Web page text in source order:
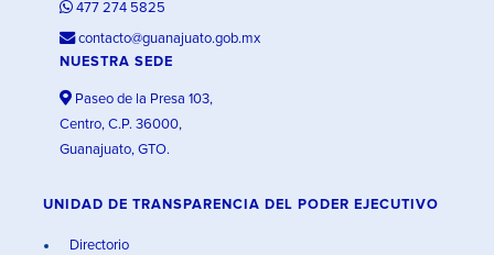
477 274 5825
contacto@guanajuato.gob.mx
NUESTRA SEDE
Paseo de la Presa 103,
Centro, C.P. 36000,
Guanajuato, GTO.
UNIDAD DE TRANSPARENCIA DEL PODER EJECUTIVO
Directorio